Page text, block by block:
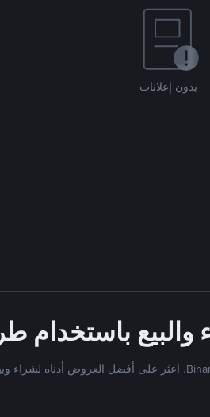
بدون إعلانات